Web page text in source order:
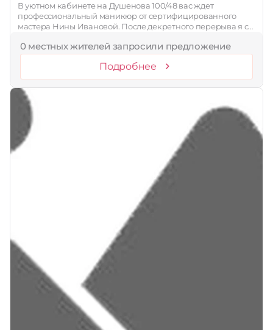
В уютном кабинете на Душенова 100/48 вас ждет
профессиональный маникюр от сертифицированного
мастера Нины Ивановой. После декретного перерыва я с…
0 местных жителей запросили предложение
Подробнее